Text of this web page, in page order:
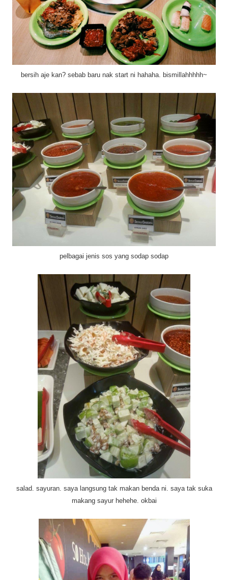
bersih aje kan? sebab baru nak start ni hahaha. bismillahhhhh~
pelbagai jenis sos yang sodap sodap
salad. sayuran. saya langsung tak makan benda ni. saya tak suka
makang sayur hehehe. okbai